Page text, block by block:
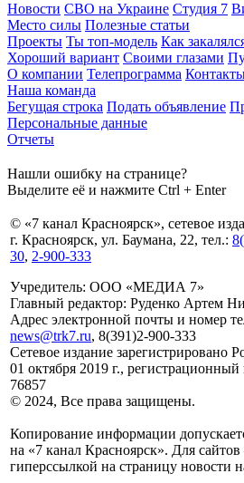
Новости СВО на Украине Студия 7
Место силы Полезные статьи
Проекты Ты топ-модель Как
Хороший вариант Своими глазами
О компании Телепрограмма
Наша команда
Бегущая строка Подать объявление
Персональные данные
Отчеты
Нашли ошибку на странице?
Выделите её и нажмите Ctrl + Enter
© «7 канал Красноярск», сетевое
г. Красноярск, ул. Баумана, 22, тел.:
30, 2-900-333
Учредитель: ООО «МЕДИА 7»
Главный редактор: Руденко Артем
Адрес электронной почты и номер
news@trk7.ru, 8(391)2-900-333
Сетевое издание зарегистрировано
01 октября 2019 г.,
76857
© 2024, Все права защищены.
Копирование информации
на «7 канал Красноярск». Для
гиперссылкой на страницу новости